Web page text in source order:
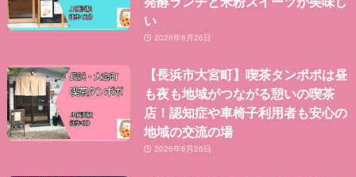
い
2026年6月26日
【長浜市大宮町】喫茶タンポポは昼
も夜も地域がつながる憩いの喫茶
店！認知症や車椅子利用者も安心の
地域の交流の場
2026年6月26日